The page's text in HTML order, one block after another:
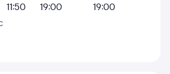
11:50
19:00
19:00